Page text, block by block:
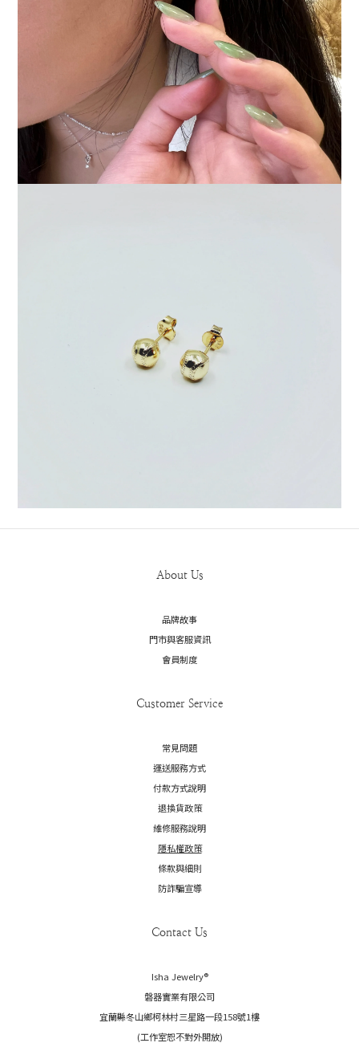
About Us
品牌故事
門市與客服資訊
會員制度
Customer Service
常見問題
運送服務方式
付款方式說明
退換貨政策
維修服務說明
隱私權政策
條款與細則
防詐騙宣導
Contact Us
Isha Jewelry®️
磐器實業有限公司
宜蘭縣冬山鄉柯林村三星路一段158號1樓
(工作室恕不對外開放)